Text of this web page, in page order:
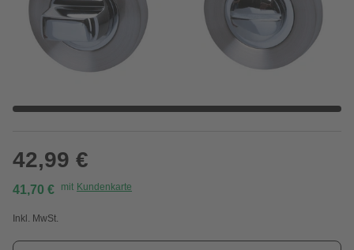
42,99 €
41,70 € mit Kundenkarte
Inkl. MwSt.